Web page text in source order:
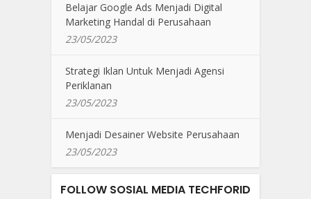
Belajar Google Ads Menjadi Digital
Marketing Handal di Perusahaan
23/05/2023
Strategi Iklan Untuk Menjadi Agensi
Periklanan
23/05/2023
Menjadi Desainer Website Perusahaan
23/05/2023
FOLLOW SOSIAL MEDIA TECHFORID